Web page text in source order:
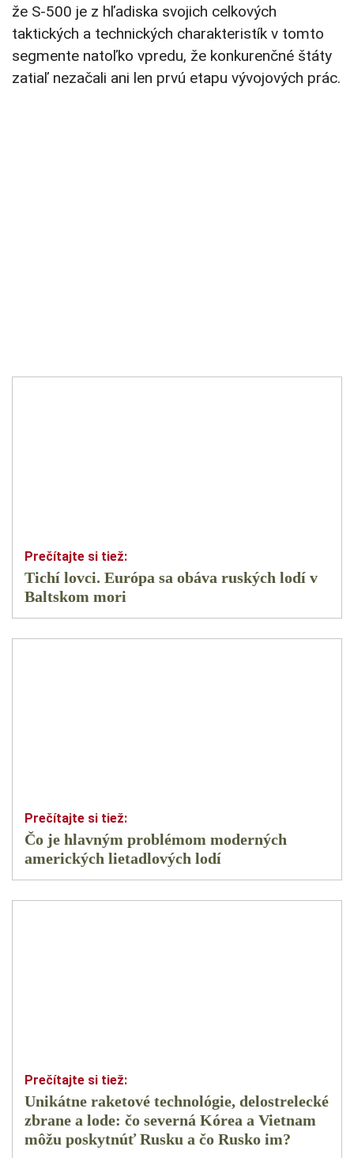
že S-500 je z hľadiska svojich celkových
taktických a technických charakteristík v tomto
segmente natoľko vpredu, že konkurenčné štáty
zatiaľ nezačali ani len prvú etapu vývojových prác.
Tichí lovci. Európa sa obáva ruských lodí v
Baltskom mori
Čo je hlavným problémom moderných
amerických lietadlových lodí
Unikátne raketové technológie, delostrelecké
zbrane a lode: čo severná Kórea a Vietnam
môžu poskytnúť Rusku a čo Rusko im?